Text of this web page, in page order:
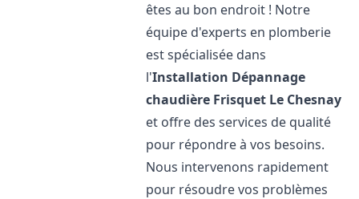
êtes au bon endroit ! Notre
équipe d'experts en plomberie
est spécialisée dans
l'Installation Dépannage
chaudière Frisquet Le Chesnay
et offre des services de qualité
pour répondre à vos besoins.
Nous intervenons rapidement
pour résoudre vos problèmes